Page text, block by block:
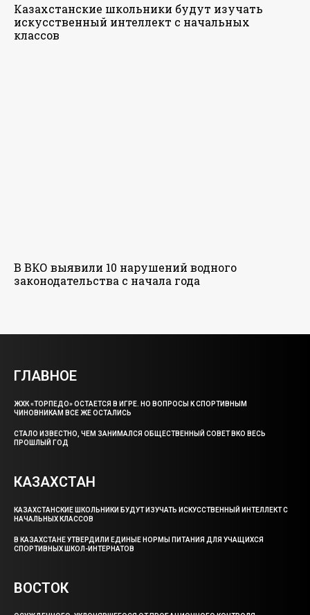
Казахстанские школьники будут изучать
искусственный интеллект с начальных
классов
В ВКО выявили 10 нарушений водного
законодательства с начала года
ГЛАВНОЕ
ЖХК «ТОРПЕДО» ОСТАЕТСЯ В ИГРЕ. НО ВОПРОСЫ К СПОРТИВНЫМ
ЧИНОВНИКАМ ВСЕ ЖЕ ОСТАЛИСЬ
СТАЛО ИЗВЕСТНО, ЧЕМ ЗАНИМАЛСЯ ОБЩЕСТВЕННЫЙ СОВЕТ ВКО ВЕСЬ
ПРОШЛЫЙ ГОД
КАЗАХСТАН
КАЗАХСТАНСКИЕ ШКОЛЬНИКИ БУДУТ ИЗУЧАТЬ ИСКУССТВЕННЫЙ ИНТЕЛЛЕКТ С
НАЧАЛЬНЫХ КЛАССОВ
В КАЗАХСТАНЕ УТВЕРДИЛИ ЕДИНЫЕ НОРМЫ ПИТАНИЯ ДЛЯ УЧАЩИХСЯ
СПОРТИВНЫХ ШКОЛ-ИНТЕРНАТОВ
ВОСТОК